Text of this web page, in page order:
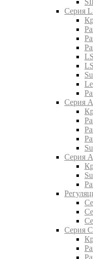
Серия
Серия A
Серия
Серия